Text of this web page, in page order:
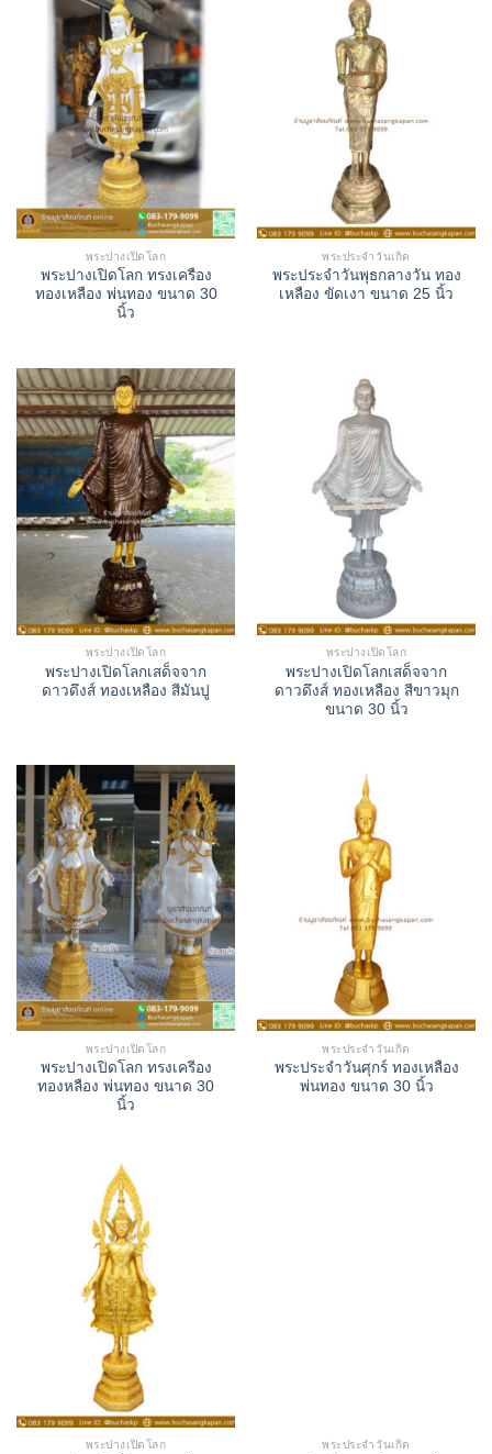
พระปางเปิดโลก
พระปางเปิดโลก ทรงเครือง
ทองเหลือง พ่นทอง ขนาด 30
นิ้ว
พระประจำวันเกิด
พระประจำวันพุธกลางวัน ทอง
เหลือง ขัดเงา ขนาด 25 นิ้ว
พระปางเปิดโลก
พระปางเปิดโลกเสด็จจาก
ดาวดึงส์ ทองเหลือง สีมันปู
พระปางเปิดโลก
พระปางเปิดโลกเสด็จจาก
ดาวดึงส์ ทองเหลือง สีขาวมุก
ขนาด 30 นิ้ว
พระปางเปิดโลก
พระปางเปิดโลก ทรงเครีอง
ทองหลือง พ่นทอง ขนาด 30
นิ้ว
พระประจำวันเกิด
พระประจำวันศุกร์ ทองเหลือง
พ่นทอง ขนาด 30 นิ้ว
พระปางเปิดโลก พระประจำวันเกิด